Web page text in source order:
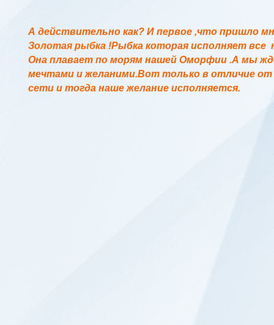
А действительно как? И первое ,что пришло
Золотая рыбка !Рыбка которая исполняет
Она плавает по морям нашей Оморфии .А мы
мечтами и желаними.Вот только в отличие от
сети и тогда наше желание исполняется.